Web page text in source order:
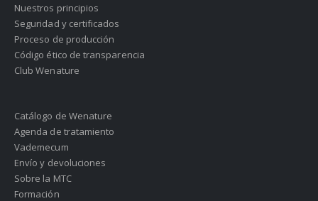
Nuestros principios
Seguridad y certificados
Proceso de producción
Código ético de transparencia
Club Wenature
Catálogo de Wenature
Agenda de tratamiento
Vademecum
Envío y devoluciones
Sobre la MTC
Formación